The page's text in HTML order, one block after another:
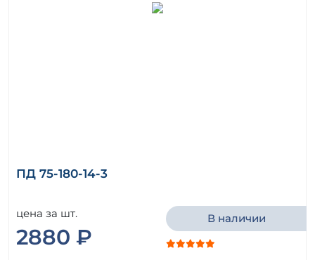
ПД 75-180-14-3
цена за шт.
2880 ₽
В наличии